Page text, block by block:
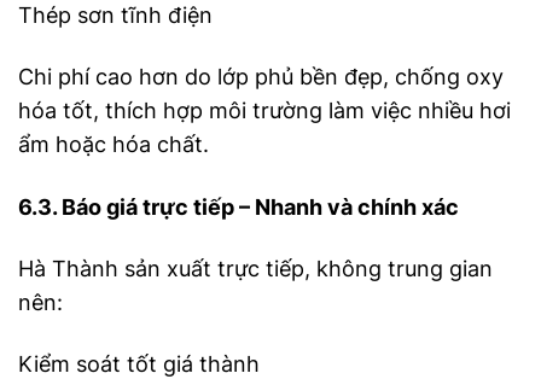
Thép sơn tĩnh điện
Chi phí cao hơn do lớp phủ bền đẹp, chống oxy
hóa tốt, thích hợp môi trường làm việc nhiều hơi
ẩm hoặc hóa chất.
6.3. Báo giá trực tiếp – Nhanh và chính xác
Hà Thành sản xuất trực tiếp, không trung gian
nên:
Kiểm soát tốt giá thành